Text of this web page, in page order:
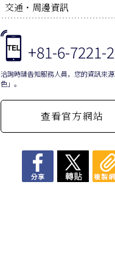
交通・周邊資訊
+81-6-7221-
洽詢時請告知服務人員，您的資訊來
色」。
查看官方網站